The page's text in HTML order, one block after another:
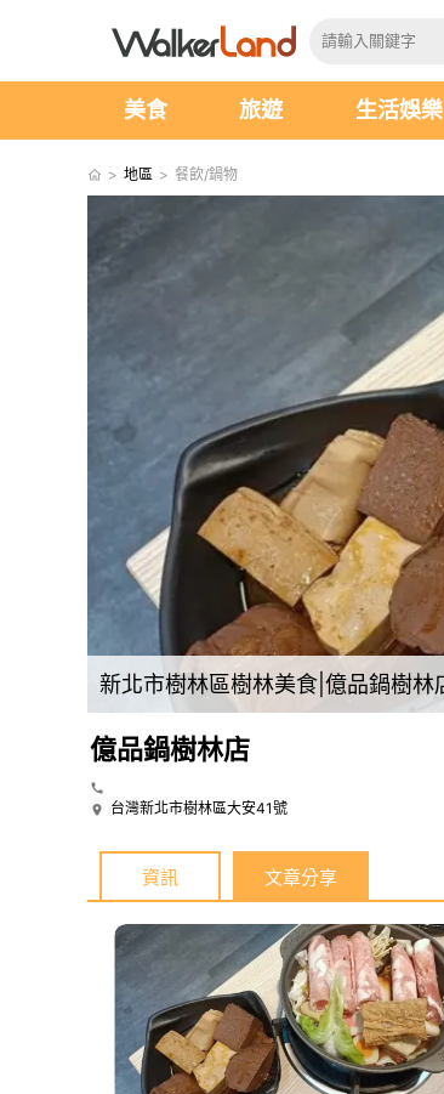
美食 旅遊 生活娛樂
> 地區 > 餐飲/鍋物
億品鍋樹林店
台灣新北市樹林區大安41號
資訊 文章分享